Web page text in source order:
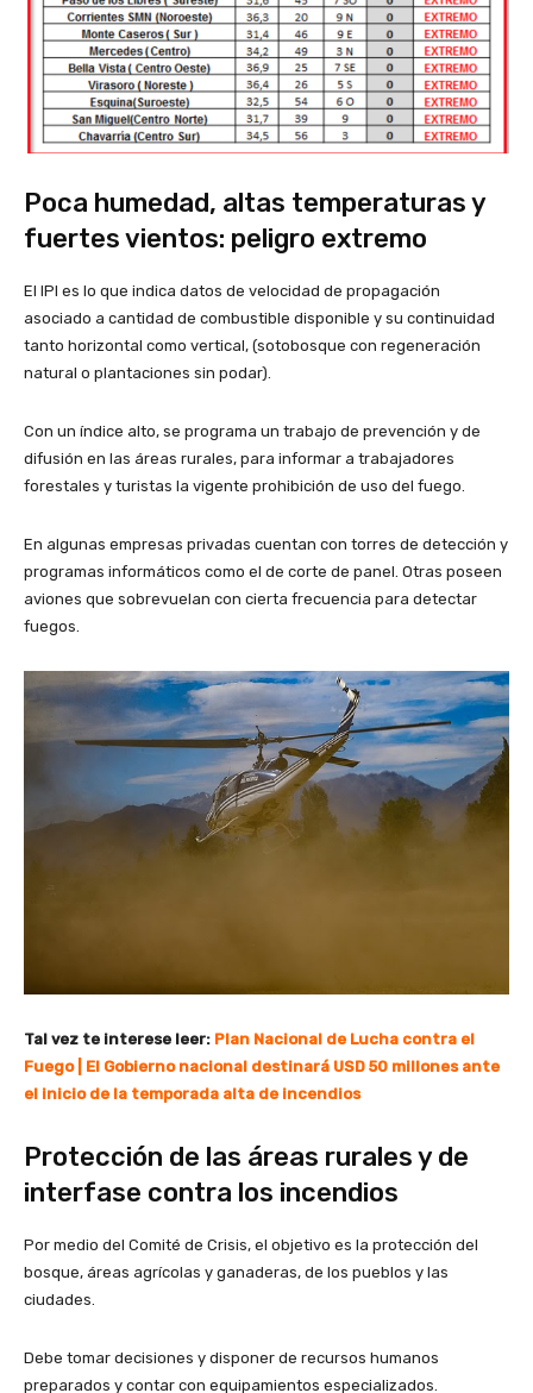
Poca humedad, altas temperaturas y
fuertes vientos: peligro extremo
El IPI es lo que indica datos de velocidad de propagación
asociado a cantidad de combustible disponible y su continuidad
tanto horizontal como vertical, (sotobosque con regeneración
natural o plantaciones sin podar).
Con un índice alto, se programa un trabajo de prevención y de
difusión en las áreas rurales, para informar a trabajadores
forestales y turistas la vigente prohibición de uso del fuego.
En algunas empresas privadas cuentan con torres de detección y
programas informáticos como el de corte de panel. Otras poseen
aviones que sobrevuelan con cierta frecuencia para detectar
fuegos.
Tal vez te interese leer: Plan Nacional de Lucha contra el
Fuego | El Gobierno nacional destinará USD 50 millones ante
el inicio de la temporada alta de incendios
Protección de las áreas rurales y de
interfase contra los incendios
Por medio del Comité de Crisis, el objetivo es la protección del
bosque, áreas agrícolas y ganaderas, de los pueblos y las
ciudades.
Debe tomar decisiones y disponer de recursos humanos
preparados y contar con equipamientos especializados.